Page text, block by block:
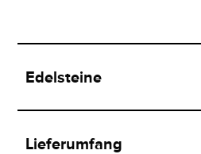
Edelsteine
Lieferumfang